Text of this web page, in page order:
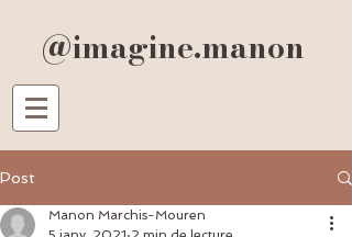
@imagine.manon
Post
Manon Marchis-Mouren